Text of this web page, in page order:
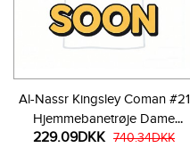
Al-Nassr Kingsley Coman #21
Hjemmebanetrøje Dame
2025-26 Kortærmet
229.09DKK 740.34DKK